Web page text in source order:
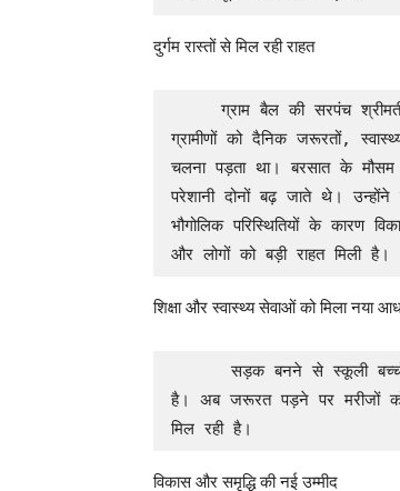
दुर्गम रास्तों से मिल रही राहत
     ग्राम बैल की सरपंच श्रीमती जुग्गी अठामी ने बताया कि लंबे समय तक सड़क सुविधा नहीं होने के कारण
ग्रामीणों को दैनिक जरूरतों,
चलना पड़ता था। बरसात के
परेशानी दोनों बढ़ जाते थे।
भौगोलिक परिस्थितियों के कारण
और लोगों को बड़ी राहत मिली है।
शिक्षा और स्वास्थ्य सेवाओं को मिला नया
      सड़क बनने से स्कूली बच्चों का आवागमन आसान हुआ है। वहीं स्वास्थ्य सेवाओं तक पहुंच भी बेहतर हुई
है। अब जरूरत पड़ने पर मरीजों को
मिल रही है।
विकास और समृद्धि की नई उम्मीद